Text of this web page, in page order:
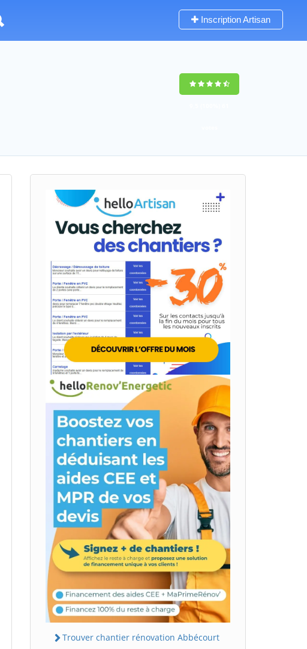
Inscription Artisan
Trouver chantier rénovation Abbécourt